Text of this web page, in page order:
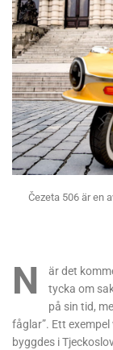
Čezeta 506 är en
N
är det
tycka om
på sin tid,
fåglar”. Ett
byggdes i